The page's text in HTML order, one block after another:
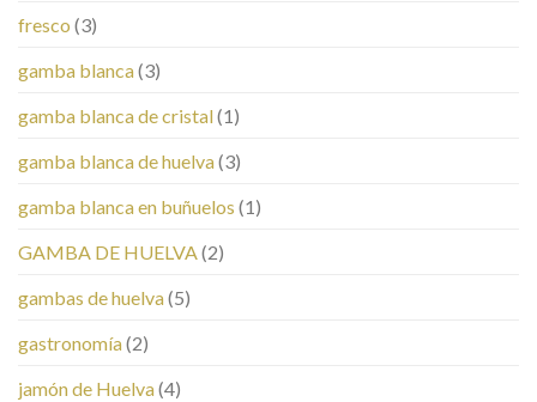
fresco (3)
gamba blanca(3)
gamba blanca de cristal(1)
gamba blanca de huelva(3)
gamba blanca en buñuelos (1)
GAMBA DE HUELVA(2)
gambas de huelva(5)
gastronomía(2)
jamón de Huelva(4)